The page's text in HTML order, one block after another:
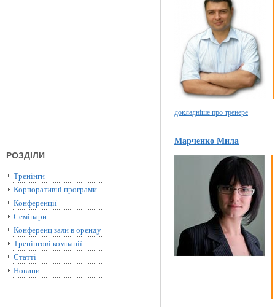
РОЗДІЛИ
Тренінги
Корпоративні програми
Конференції
Семінари
Конференц зали в оренду
Тренінгові компанії
Статті
Новини
докладніше про тренере
Марченко Мила